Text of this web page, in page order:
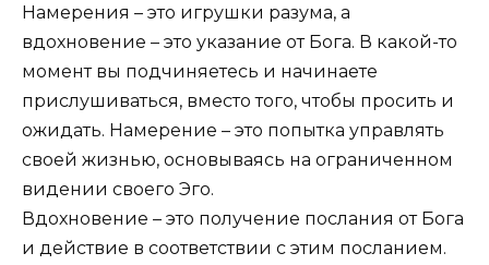
Намерения – это игрушки разума, а
вдохновение – это указание от Бога. В какой-то
момент вы подчиняетесь и начинаете
прислушиваться, вместо того, чтобы просить и
ожидать. Намерение – это попытка управлять
своей жизнью, основываясь на ограниченном
видении своего Эго.
Вдохновение – это получение послания от Бога
и действие в соответствии с этим посланием.